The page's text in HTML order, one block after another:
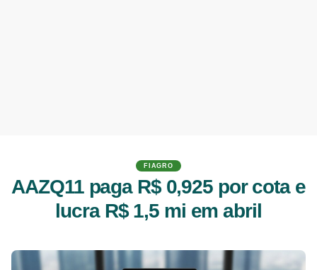
FIAGRO
AAZQ11 paga R$ 0,925 por cota e
lucra R$ 1,5 mi em abril